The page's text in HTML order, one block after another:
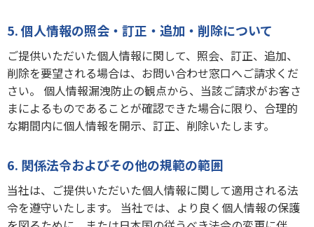
5. 個人情報の照会・訂正・追加・削除について
ご提供いただいた個人情報に関して、照会、訂正、追加、
削除を要望される場合は、お問い合わせ窓口へご請求くだ
さい。 個人情報漏洩防止の観点から、当該ご請求がお客さ
まによるものであることが確認できた場合に限り、合理的
な期間内に個人情報を開示、訂正、削除いたします。
6. 関係法令およびその他の規範の範囲
当社は、ご提供いただいた個人情報に関して適用される法
令を遵守いたします。 当社では、より良く個人情報の保護